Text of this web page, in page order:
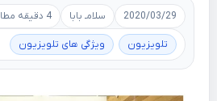
2020/03/29 سلامـ بابا 4 دقیقه مطالعه
تلویزیون ویژگی های تلویزیون